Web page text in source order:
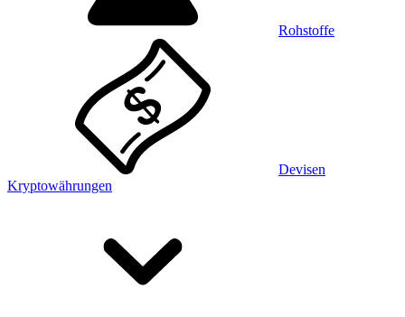
Rohstoffe
Devisen
Kryptowährungen